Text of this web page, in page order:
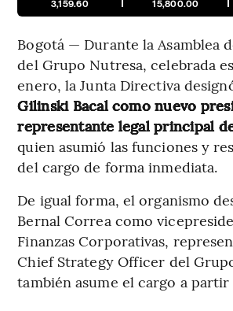
3,159.60
15,800.00
Bogotá — Durante la Asamblea
del Grupo Nutresa, celebrada
enero, la Junta Directiva
Gilinski Bacal como nuevo
representante legal principal
quien asumió las funciones y
del cargo de forma inmediata.
De igual forma, el organismo
Bernal Correa como
Finanzas Corporativas,
Chief Strategy Officer del
también asume el cargo a